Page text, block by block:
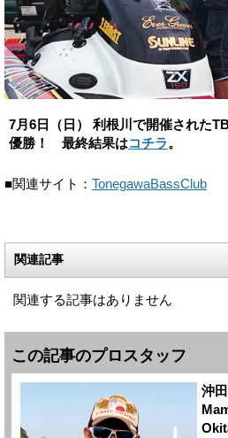
7月6日（日） 利根川で開催された
優勝！ 最終結果はコチラ。
■関連サイト： TonegawaBassClub
関連記事
関連する記事はありません
この記事のプロスタッフ
沖